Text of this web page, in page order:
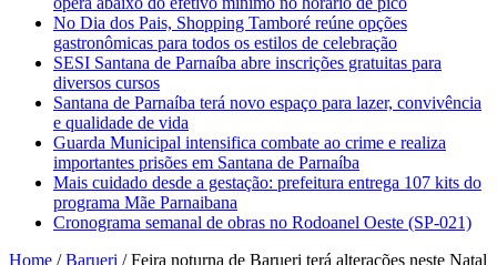
No Dia dos Pais, Shopping Tamboré reúne opções
gastronômicas para todos os estilos de celebração
SESI Santana de Parnaíba abre inscrições gratuitas para
diversos cursos
Santana de Parnaíba terá novo espaço para lazer, convivência
e qualidade de vida
Guarda Municipal intensifica combate ao crime e realiza
importantes prisões em Santana de Parnaíba
Mais cuidado desde a gestação: prefeitura entrega 107 kits do
programa Mãe Parnaibana
Cronograma semanal de obras no Rodoanel Oeste (SP-021)
Home / Barueri / Feira noturna de Barueri terá alterações neste Natal